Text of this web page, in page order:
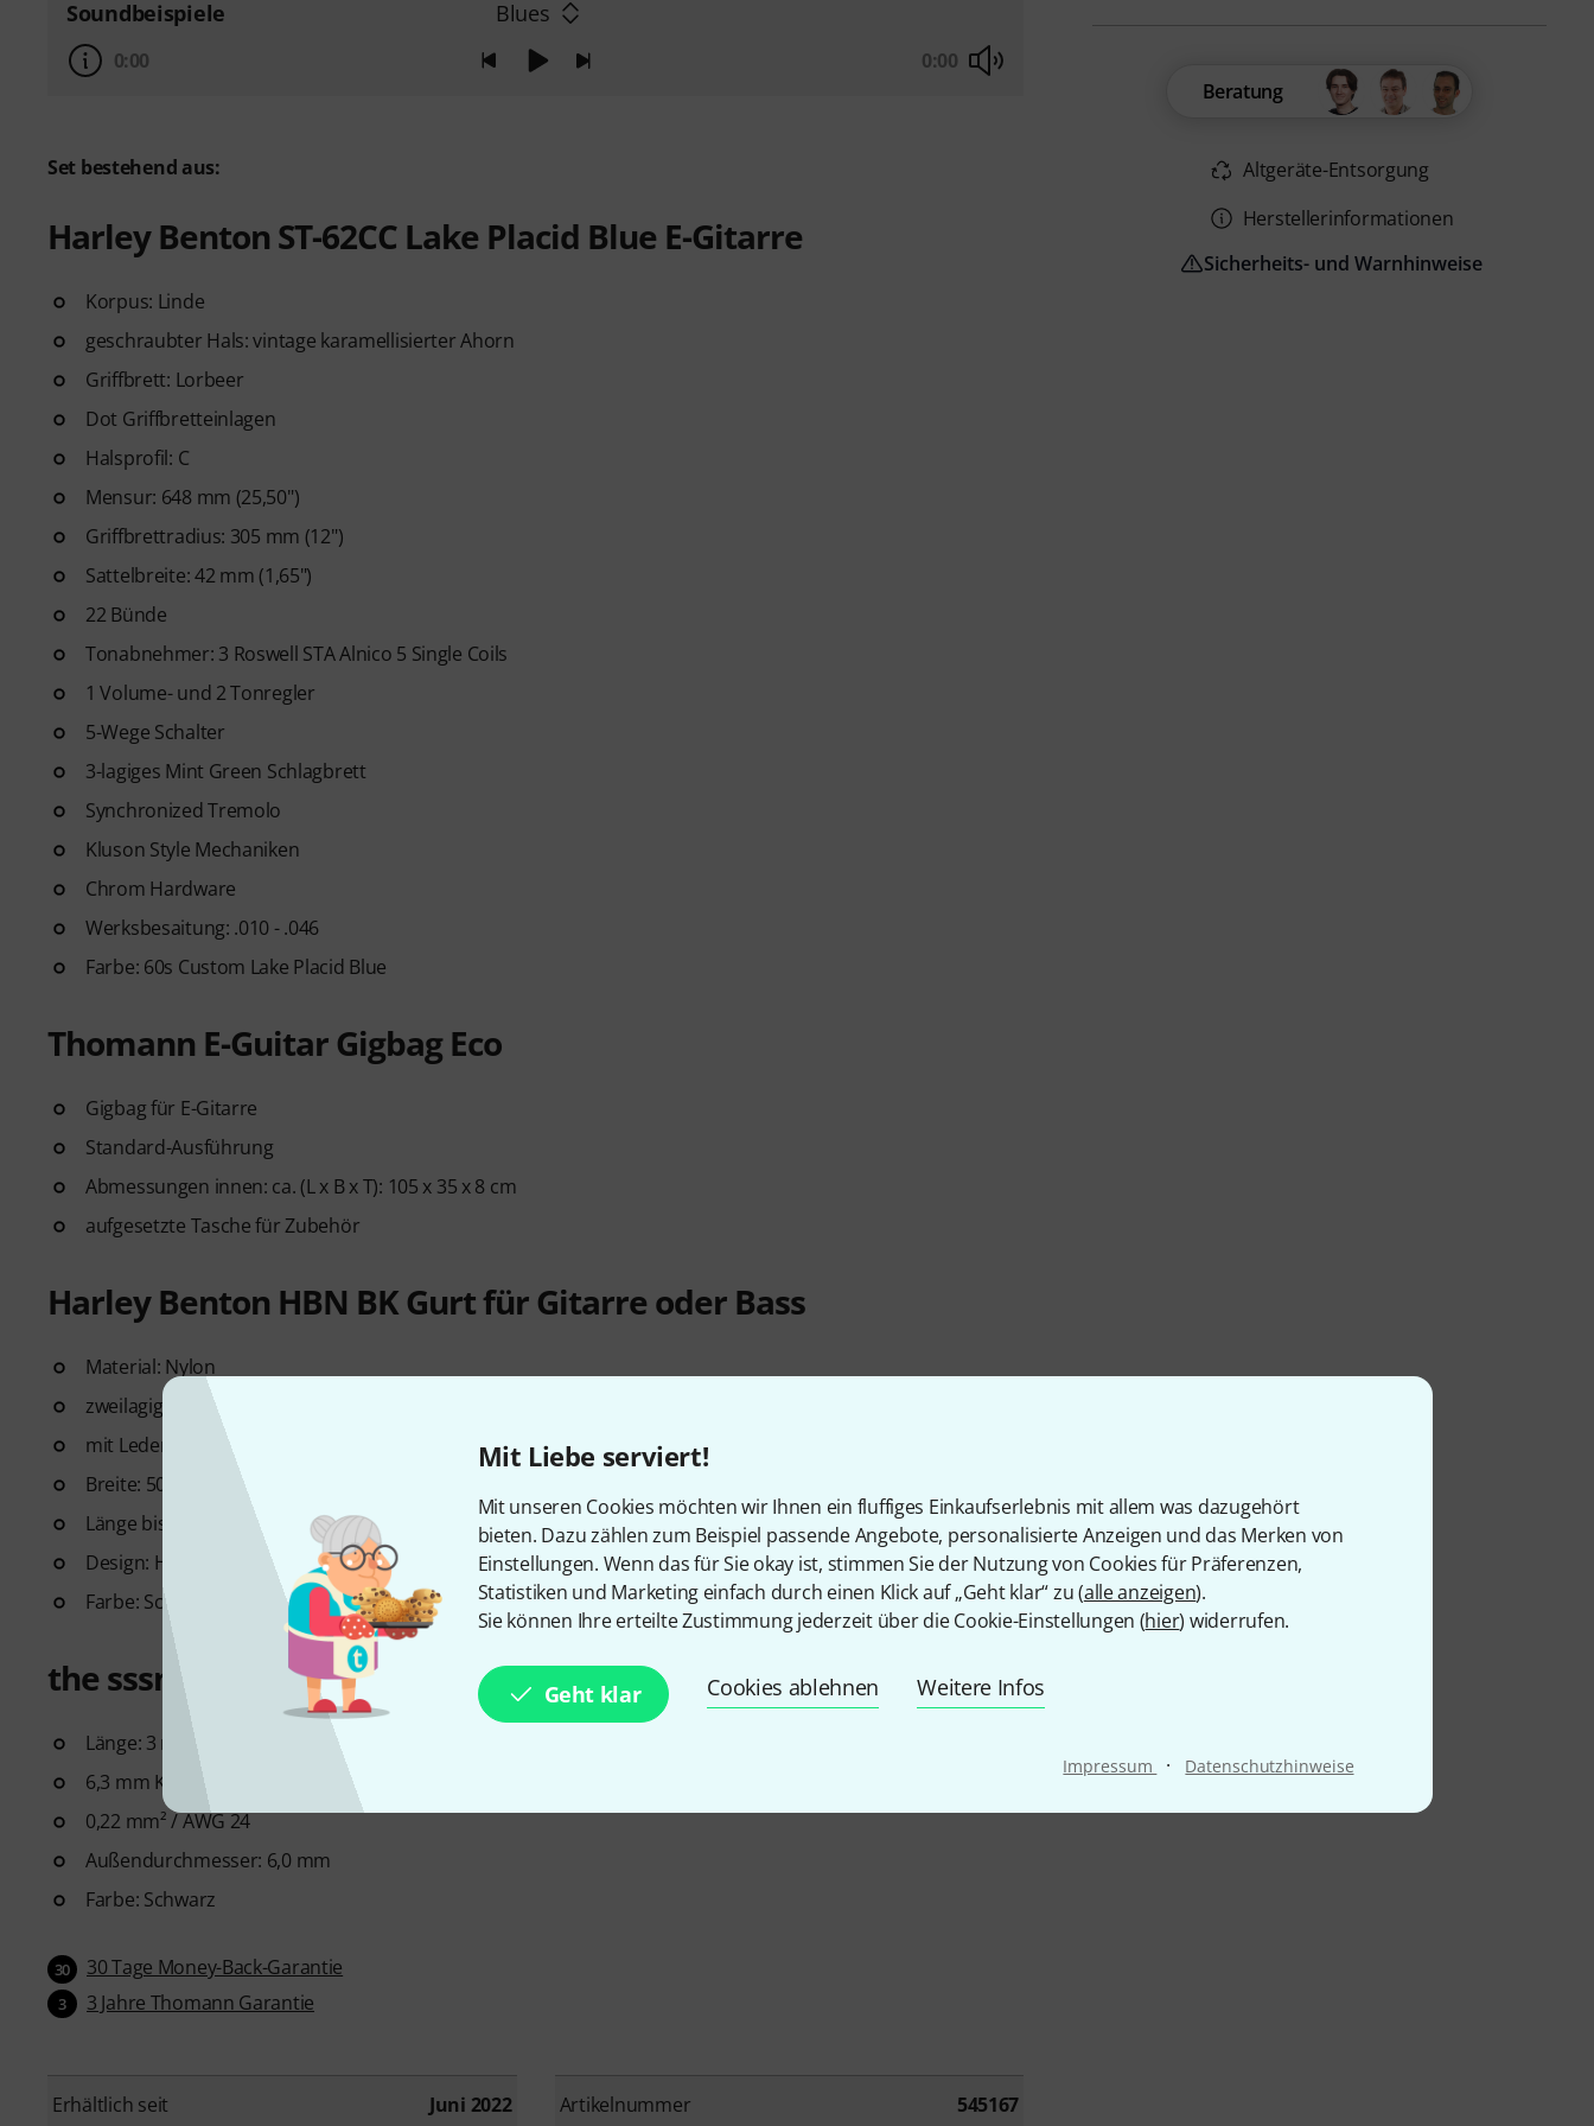
Mit Liebe serviert!
Mit unseren Cookies möchten wir Ihnen ein fluffiges Einkaufserlebnis mit allem was dazugehört
bieten. Dazu zählen zum Beispiel passende Angebote, personalisierte Anzeigen und das Merken von
Einstellungen. Wenn das für Sie okay ist, stimmen Sie der Nutzung von Cookies für Präferenzen,
Statistiken und Marketing einfach durch einen Klick auf „Geht klar“ zu (alle anzeigen).
Sie können Ihre erteilte Zustimmung jederzeit über die Cookie-Einstellungen (hier) widerrufen.
Geht klar Cookies ablehnen Weitere Infos
Impressum · Datenschutzhinweise
Soundbeispiele Blues
0:00 0:00
Set bestehend aus:
Harley Benton ST-62CC Lake Placid Blue E-Gitarre
Korpus: Linde
geschraubter Hals: vintage karamellisierter Ahorn
Griffbrett: Lorbeer
Dot Griffbretteinlagen
Halsprofil: C
Mensur: 648 mm (25,50")
Griffbrettradius: 305 mm (12")
Sattelbreite: 42 mm (1,65")
22 Bünde
Tonabnehmer: 3 Roswell STA Alnico 5 Single Coils
1 Volume- und 2 Tonregler
5-Wege Schalter
3-lagiges Mint Green Schlagbrett
Synchronized Tremolo
Kluson Style Mechaniken
Chrom Hardware
Werksbesaitung: .010 - .046
Farbe: 60s Custom Lake Placid Blue
Thomann E-Guitar Gigbag Eco
Gigbag für E-Gitarre
Standard-Ausführung
Abmessungen innen: ca. (L x B x T): 105 x 35 x 8 cm
aufgesetzte Tasche für Zubehör
Harley Benton HBN BK Gurt für Gitarre oder Bass
Material: Nylon
zweilagig
mit Lederenden
Breite: 50 mm
Länge bis 145 cm verstellbar
Design: Harley Benton-Logo
Farbe: Schwarz
the sssnake IPP1030 Instrumentenkabel
Länge: 3 m
6,3 mm Klinke < - > 6,3 mm Klinke
0,22 mm² / AWG 24
Außendurchmesser: 6,0 mm
Farbe: Schwarz
30 30 Tage Money-Back-Garantie
3 3 Jahre Thomann Garantie
Erhältlich seit Juni 2022 Artikelnummer 545167
Beratung
Altgeräte-Entsorgung
Herstellerinformationen
Sicherheits- und Warnhinweise